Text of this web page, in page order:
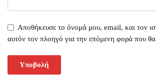
Αποθήκευσε το όνομά μου, email, και τον
αυτόν τον πλοηγό για την επόμενη φορά που